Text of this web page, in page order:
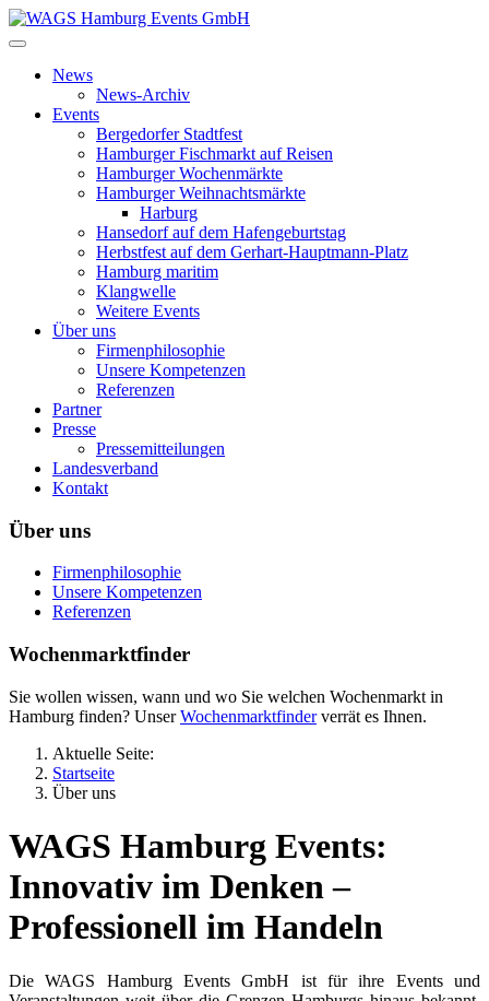
News
News-Archiv
Events
Bergedorfer Stadtfest
Hamburger Fischmarkt auf Reisen
Hamburger Wochenmärkte
Hamburger Weihnachtsmärkte
Harburg
Hansedorf auf dem Hafengeburtstag
Herbstfest auf dem Gerhart-Hauptmann-Platz
Hamburg maritim
Klangwelle
Weitere Events
Über uns
Firmenphilosophie
Unsere Kompetenzen
Referenzen
Partner
Presse
Pressemitteilungen
Landesverband
Kontakt
Über uns
Firmenphilosophie
Unsere Kompetenzen
Referenzen
Wochenmarktfinder
Sie wollen wissen, wann und wo Sie welchen Wochenmarkt in
Hamburg finden? UnserWochenmarktfinderverrät es Ihnen.
Aktuelle Seite:
Startseite
Über uns
WAGS Hamburg Events:
Innovativ im Denken –
Professionell im Handeln
Die WAGS Hamburg Events GmbH ist für ihre Events und